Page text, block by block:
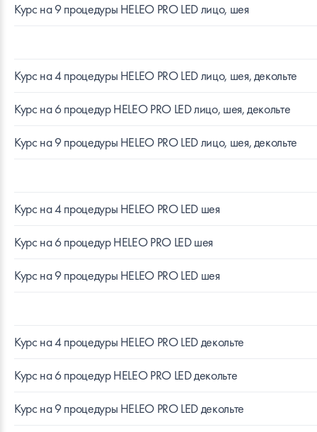
Курс на 9 процедуры HELEO PRO LED лицо, шея
Курс на 4 процедуры HELEO PRO LED лицо, шея, декольте
Курс на 6 процедур HELEO PRO LED лицо, шея, декольте
Курс на 9 процедуры HELEO PRO LED лицо, шея, декольте
Курс на 4 процедуры HELEO PRO LED шея
Курс на 6 процедур HELEO PRO LED шея
Курс на 9 процедуры HELEO PRO LED шея
Курс на 4 процедуры HELEO PRO LED декольте
Курс на 6 процедур HELEO PRO LED декольте
Курс на 9 процедуры HELEO PRO LED декольте